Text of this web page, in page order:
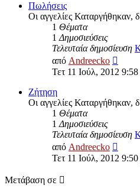
Πωλήσεις
Οι αγγελίες Καταργήθηκαν,
1 Θέματα
1 Δημοσιεύσεις
Τελευταία δημοσίευση
από Andreecko
της
Τετ 11 Ιούλ, 2012
Ζήτηση
Οι αγγελίες Καταργήθηκαν,
1 Θέματα
1 Δημοσιεύσεις
Τελευταία δημοσίευση
από Andreecko
της
Τετ 11 Ιούλ, 2012
Μετάβαση σε